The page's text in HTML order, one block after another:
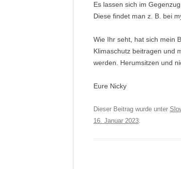
Es lassen sich im
Diese findet man z. B. bei
Wie Ihr seht, hat sich mein
Klimaschutz beitragen und
werden. Herumsitzen und
Eure Nicky
Dieser Beitrag wurde unter
16. Januar 2023.